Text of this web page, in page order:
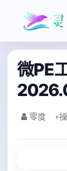
微PE
零度 •